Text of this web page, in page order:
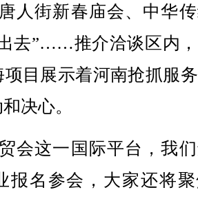
人街新春庙会、中华
去”……推介洽谈区内
目展示着河南抢抓服
决心。
这一国际平台，我们
报名参会，大家还将